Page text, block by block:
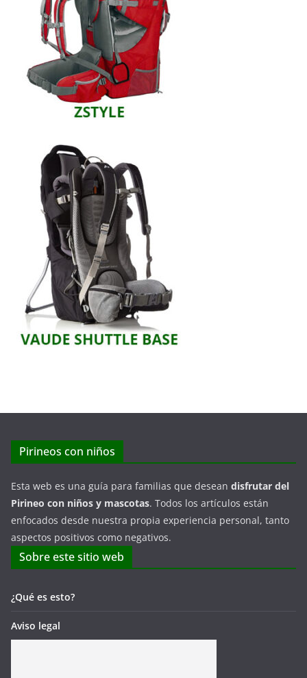
Pirineos con niños
Esta web es una guía para familias que desean disfrutar del
Pirineo con niños y mascotas. Todos los artículos están
enfocados desde nuestra propia experiencia personal, tanto
aspectos positivos como negativos.
Sobre este sitio web
¿Qué es esto?
Aviso legal